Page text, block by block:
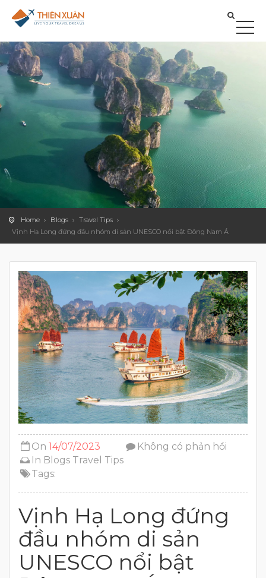
Home Blogs
Travel Tips
Vịnh Hạ Long đứng đầu nhóm di sản UNESCO nổi bật Đông Nam Á
On14/07/2023
In Blogs Travel Tips
Tags:
Không có phản hồi
Vịnh Hạ Long đứng
đầu nhóm di sản
UNESCO nổi bật